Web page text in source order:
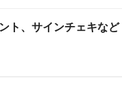
ト、サインチェキなど